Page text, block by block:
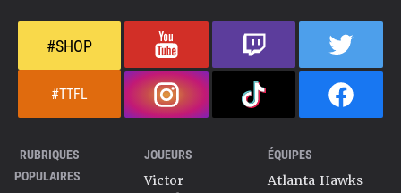
#SHOP
#TTFL
RUBRIQUES
POPULAIRES
JOUEURS
Victor
ÉQUIPES
Atlanta Hawks